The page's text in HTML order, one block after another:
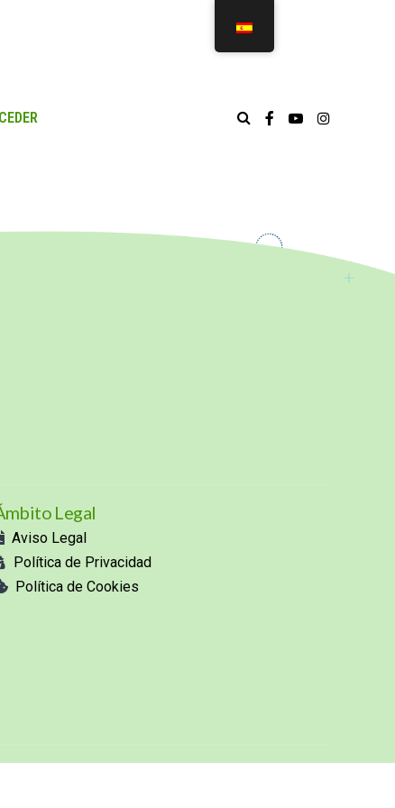
Legal
Aviso Legal
Política de Privacidad
Política de Cookies